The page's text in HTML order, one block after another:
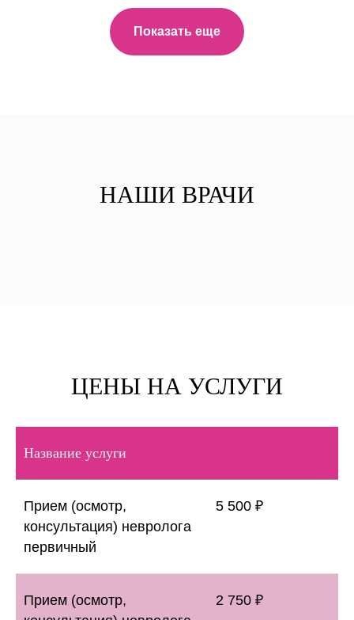
Показать еще
НАШИ ВРАЧИ
ЦЕНЫ НА УСЛУГИ
Название услуги
Прием (осмотр,
консультация) невролога
первичный
5 500 ₽
Прием (осмотр,
2 750 ₽